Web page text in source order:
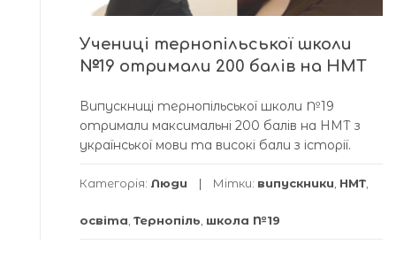
Учениці тернопільської школи
№19 отримали 200 балів на НМТ
Випускниці тернопільської школи №19
отримали максимальні 200 балів на НМТ з
української мови та високі бали з історії.
Категорія: Люди Мітки: випускники НМТ
освіта Тернопіль школа №19